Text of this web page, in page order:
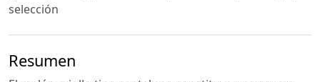
selección
Resumen